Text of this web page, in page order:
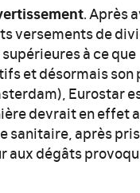
. Après
versements de
à ce que
et désormais son
Eurostar
devrait en effet
sanitaire, après
aux dégâts